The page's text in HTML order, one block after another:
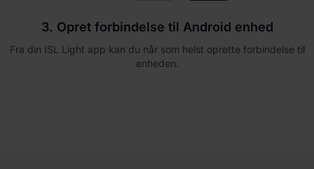
3. Opret forbindelse til Android enhed
Fra din ISL Light app kan du når som helst oprette forbindelse til
enheden.